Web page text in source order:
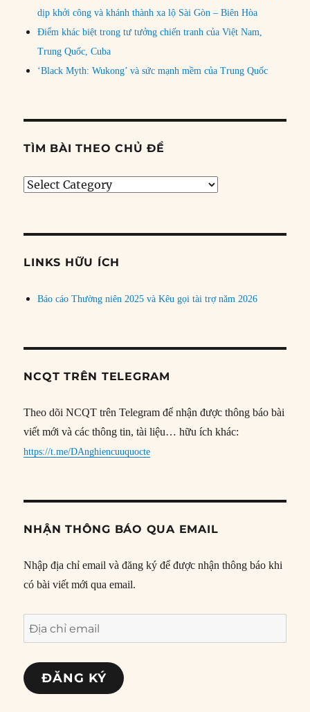
dịp khởi công và khánh thành xa lộ Sài Gòn – Biên Hòa
Điểm khác biệt trong tư tưởng chiến tranh của Việt Nam,
Trung Quốc, Cuba
‘Black Myth: Wukong’ và sức mạnh mềm của Trung Quốc
TÌM BÀI THEO CHỦ ĐỀ
Tìm
đề
LINKS HỮU ÍCH
Báo cáo Thường niên 2025 và Kêu gọi tài trợ năm 2026
NCQT TRÊN TELEGRAM
Theo dõi NCQT trên Telegram để nhận được thông báo bài
viết mới và các thông tin, tài liệu… hữu ích khác:
https://t.me/DAnghiencuuquocte
NHẬN THÔNG BÁO QUA EMAIL
Nhập địa chỉ email và đăng ký để được nhận thông báo khi
có bài viết mới qua email.
Địa
chỉ
email
ĐĂNG KÝ